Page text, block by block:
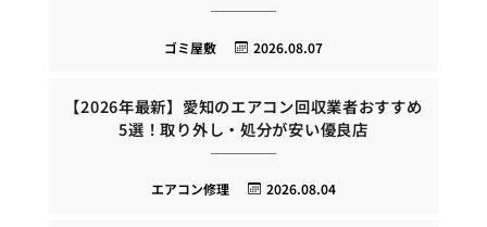
2026.08.07
ゴミ屋敷
【2026年最新】愛知のエアコン回収業者おすすめ
5選！取り外し・処分が安い優良店
2026.08.04
エアコン修理